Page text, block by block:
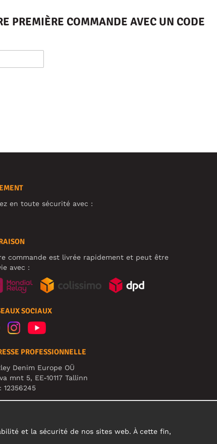
PREMIÈRE COMMANDE AVEC UN CODE
en toute sécurité avec :
commande est livrée rapidement et peut être
avec :
SOCIAUX
PROFESSIONNELLE
Denim Europe OÜ
mnt 5, EE-10117 Tallinn
12356245
! N'envoyez pas les retours de produits à
et la sécurité de nos sites web. À cette fin,